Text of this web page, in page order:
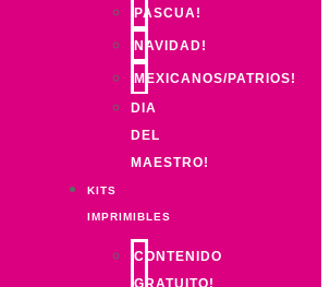
PASCUA!
NAVIDAD!
MEXICANOS/PATRIOS!
DIA
DEL
MAESTRO!
KITS
IMPRIMIBLES
CONTENIDO
GRATUITO!